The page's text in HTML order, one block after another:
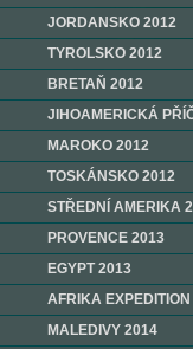
JORDANSKO 2012
TYROLSKO 2012
BRETAŇ 2012
JIHOAMERICKÁ
MAROKO 2012
TOSKÁNSKO 2012
STŘEDNÍ AMERIKA
PROVENCE 2013
EGYPT 2013
AFRIKA
MALEDIVY 2014